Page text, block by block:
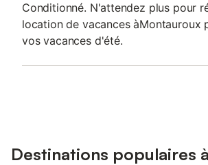
Conditionné. N'attendez plus pour
location de vacances àMontauroux
vos vacances d'été.
Destinations populaires à